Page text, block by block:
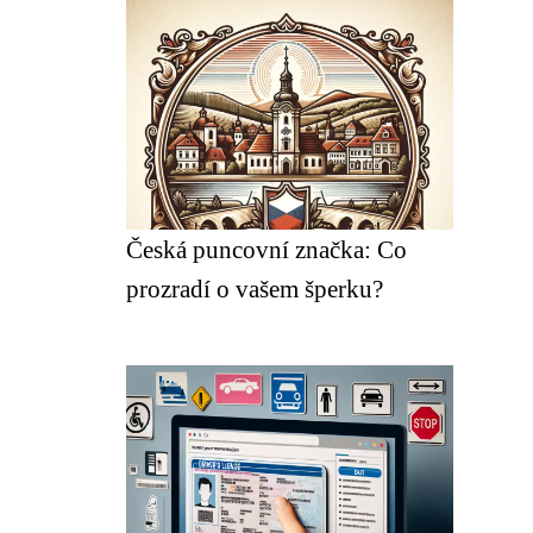
Česká puncovní značka: Co
prozradí o vašem šperku?